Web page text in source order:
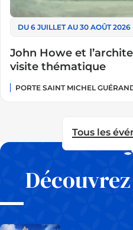
DU 6 JUILLET AU 30 AOÛT 2026
John Howe et
visite thématique
PORTE SAINT MICHEL
Tous les